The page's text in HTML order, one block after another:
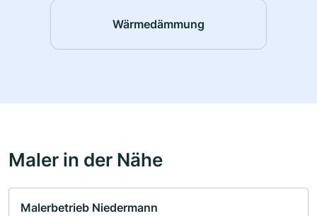
Wärmedämmung
Maler in der Nähe
Malerbetrieb Niedermann